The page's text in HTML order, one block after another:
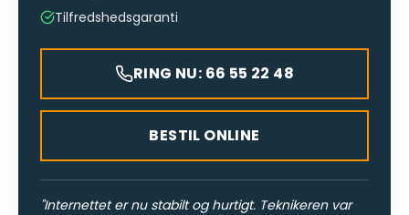
Tilfredshedsgaranti
RING NU: 66 55 22 48
BESTIL ONLINE
"Internettet er nu stabilt og hurtigt. Teknikeren var